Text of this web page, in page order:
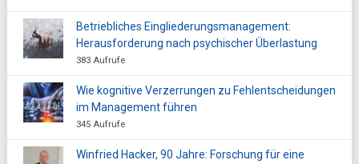
Betriebliches Eingliederungsmanagement:
Herausforderung nach psychischer Überlastung
383 Aufrufe
Wie kognitive Verzerrungen zu Fehlentscheidungen
im Management führen
345 Aufrufe
Winfried Hacker, 90 Jahre: Forschung für eine